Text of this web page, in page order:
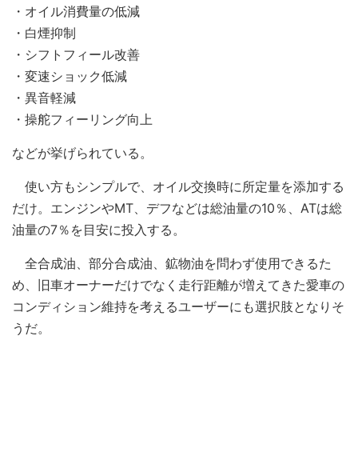
・オイル消費量の低減
・白煙抑制
・シフトフィール改善
・変速ショック低減
・異音軽減
・操舵フィーリング向上
などが挙げられている。
使い方もシンプルで、オイル交換時に所定量を添加する
だけ。エンジンやMT、デフなどは総油量の10％、ATは総
油量の7％を目安に投入する。
全合成油、部分合成油、鉱物油を問わず使用できるた
め、旧車オーナーだけでなく走行距離が増えてきた愛車の
コンディション維持を考えるユーザーにも選択肢となりそ
うだ。